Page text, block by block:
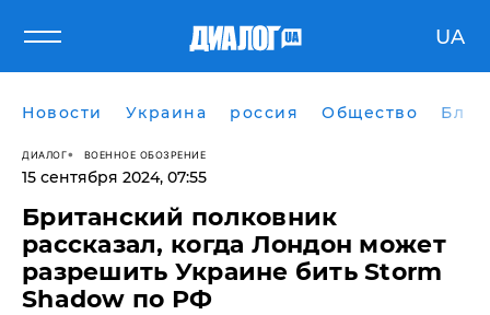
UA
Новости Украина россия Общество
ДИАЛОГ ВОЕННОЕ ОБОЗРЕНИЕ
15 сентября 2024, 07:55
Британский полковник
рассказал, когда Лондон может
разрешить Украине бить Storm
Shadow по РФ